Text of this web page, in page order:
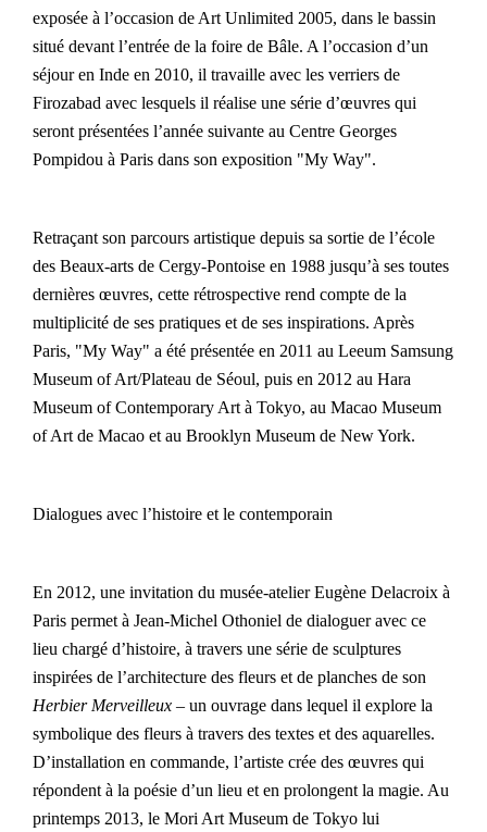
OTHONIEL
exposée à l’occasion de Art Unlimited 2005, dans le bassin
situé devant l’entrée de la foire de Bâle. A l’occasion d’un
séjour en Inde en 2010, il travaille avec les verriers de
Firozabad avec lesquels il réalise une série d’œuvres qui
seront présentées l’année suivante au Centre Georges
Pompidou à Paris dans son exposition "My Way".
Retraçant son parcours artistique depuis sa sortie de l’école
des Beaux-arts de Cergy-Pontoise en 1988 jusqu’à ses toutes
dernières œuvres, cette rétrospective rend compte de la
multiplicité de ses pratiques et de ses inspirations. Après
Paris, "My Way" a été présentée en 2011 au Leeum Samsung
Museum of Art/Plateau de Séoul, puis en 2012 au Hara
Museum of Contemporary Art à Tokyo, au Macao Museum
of Art de Macao et au Brooklyn Museum de New York.
Dialogues avec l’histoire et le contemporain
En 2012, une invitation du musée-atelier Eugène Delacroix à
Paris permet à Jean-Michel Othoniel de dialoguer avec ce
lieu chargé d’histoire, à travers une série de sculptures
inspirées de l’architecture des fleurs et de planches de son
Herbier Merveilleux – un ouvrage dans lequel il explore la
symbolique des fleurs à travers des textes et des aquarelles.
D’installation en commande, l’artiste crée des œuvres qui
répondent à la poésie d’un lieu et en prolongent la magie. Au
printemps 2013, le Mori Art Museum de Tokyo lui